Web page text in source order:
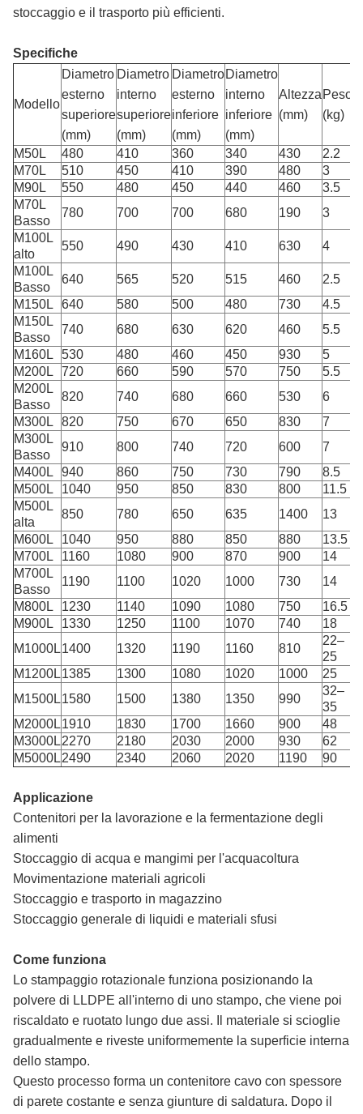
stoccaggio e il trasporto più efficienti.
Specifiche
Modello
Diametro
esterno
superiore
(mm)
Diametro
interno
superiore
(mm)
Diametro
esterno
inferiore
(mm)
Diametro
interno
inferiore
(mm)
Altezza
(mm)
Peso
(kg)
M50L 480 410 360 340 430
2.2
M70L
510 450 410 390 480
3
M90L
550 480 450 440 460
3.5
M70L
Basso
780 700 700 680 190
3
M100L
alto
550 490 430 410 630
4
M100L
Basso
640 565 520 515 460
2.5
M150L
640 580 500 480 730
4.5
M150L
Basso
740 680 630 620 460
5.5
M160L
530 480 460 450 930
5
M200L
720 660 590 570 750
5.5
M200L
Basso
820 740 680 660 530
6
M300L
820 750 670 650 830
7
M300L
Basso
910 800 740 720 600
7
M400L
940 860 750 730 790
8.5
M500L
1040 950 850 830 800
11.5
M500L
alta
850 780 650 635 1400
13
M600L
1040 950 880 850 880
13.5
M700L
1160 1080 900 870 900
14
M700L
Basso
1190 1100 1020 1000 730
14
M800L
1230 1140 1090 1080 750
16.5
M900L
1330 1250 1100 1070 740
18
M1000L1400 1320 1190 1160 810
22–
25
M1200L1385 1300 1080 1020 1000
25
M1500L1580 1500 1380 1350 990
32–
35
M2000L1910 1830 1700 1660 900
48
M3000L2270 2180 2030 2000 930
62
M5000L2490 2340 2060 2020 1190 90
Applicazione
Contenitori per la lavorazione e la fermentazione degli
alimenti
Stoccaggio di acqua e mangimi per l'acquacoltura
Movimentazione materiali agricoli
Stoccaggio e trasporto in magazzino
Stoccaggio generale di liquidi e materiali sfusi
Come funziona
Lo stampaggio rotazionale funziona posizionando la
polvere di LLDPE all'interno di uno stampo, che viene poi
riscaldato e ruotato lungo due assi. Il materiale si scioglie
gradualmente e riveste uniformemente la superficie interna
dello stampo.
Questo processo forma un contenitore cavo con spessore
di parete costante e senza giunture di saldatura. Dopo il